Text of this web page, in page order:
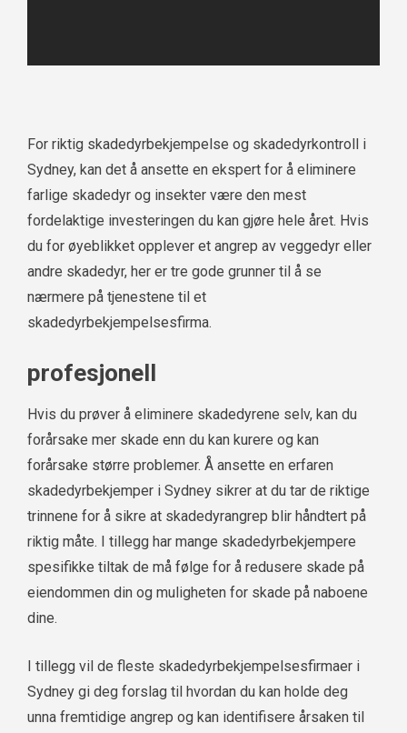
For riktig skadedyrbekjempelse og skadedyrkontroll i
Sydney, kan det å ansette en ekspert for å eliminere
farlige skadedyr og insekter være den mest
fordelaktige investeringen du kan gjøre hele året. Hvis
du for øyeblikket opplever et angrep av veggedyr eller
andre skadedyr, her er tre gode grunner til å se
nærmere på tjenestene til et
skadedyrbekjempelsesfirma.
profesjonell
Hvis du prøver å eliminere skadedyrene selv, kan du
forårsake mer skade enn du kan kurere og kan
forårsake større problemer. Å ansette en erfaren
skadedyrbekjemper i Sydney sikrer at du tar de riktige
trinnene for å sikre at skadedyrangrep blir håndtert på
riktig måte. I tillegg har mange skadedyrbekjempere
spesifikke tiltak de må følge for å redusere skade på
eiendommen din og muligheten for skade på naboene
dine.
I tillegg vil de fleste skadedyrbekjempelsesfirmaer i
Sydney gi deg forslag til hvordan du kan holde deg
unna fremtidige angrep og kan identifisere årsaken til